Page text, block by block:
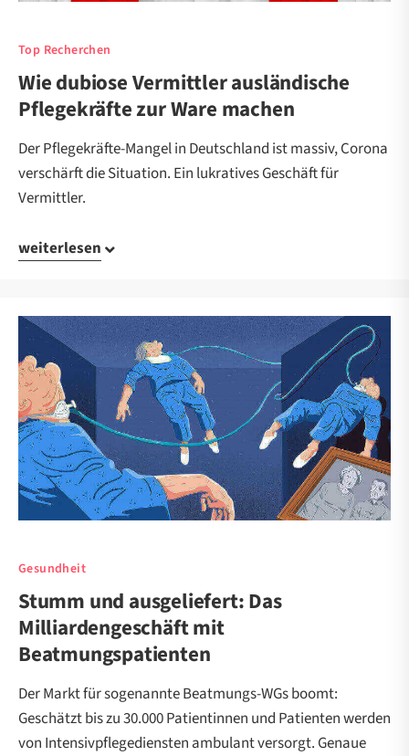
Top Recherchen
Wie dubiose Vermittler ausländische
Pflegekräfte zur Ware machen
Der Pflegekräfte-Mangel in Deutschland ist massiv, Corona
verschärft die Situation. Ein lukratives Geschäft für
Vermittler.
weiterlesen
Gesundheit
Stumm und ausgeliefert: Das
Milliardengeschäft mit
Beatmungspatienten
Der Markt für sogenannte Beatmungs-WGs boomt:
Geschätzt bis zu 30.000 Patientinnen und Patienten werden
von Intensivpflegediensten ambulant versorgt. Genaue